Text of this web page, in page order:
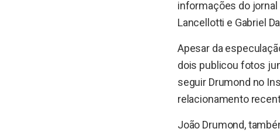
informações do jornal
Lancellotti e Gabriel
Apesar da
dois publicou fotos
seguir Drumond no
relacionamento
João Drumond,